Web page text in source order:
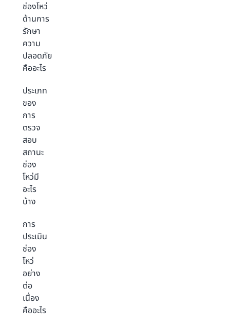
ช่องโหว่
ด้านการ
รักษา
ความ
ปลอดภัย
คืออะไร
ประเภท
ของ
การ
ตรวจ
สอบ
สถานะ
ช่อง
โหว่มี
อะไร
บ้าง
การ
ประเมิน
ช่อง
โหว่
อย่าง
ต่อ
เนื่อง
คืออะไร